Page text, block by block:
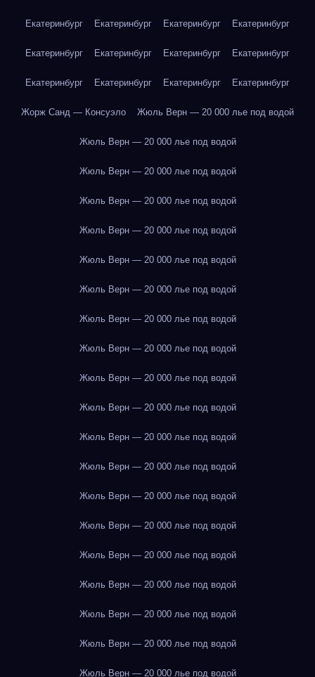
Екатеринбург Екатеринбург Екатеринбург Екатеринбург
Екатеринбург Екатеринбург Екатеринбург Екатеринбург
Екатеринбург Екатеринбург Екатеринбург Екатеринбург
Жорж Санд — Консуэло Жюль Верн — 20 000 лье под водой
Жюль Верн — 20 000 лье под водой
Жюль Верн — 20 000 лье под водой
Жюль Верн — 20 000 лье под водой
Жюль Верн — 20 000 лье под водой
Жюль Верн — 20 000 лье под водой
Жюль Верн — 20 000 лье под водой
Жюль Верн — 20 000 лье под водой
Жюль Верн — 20 000 лье под водой
Жюль Верн — 20 000 лье под водой
Жюль Верн — 20 000 лье под водой
Жюль Верн — 20 000 лье под водой
Жюль Верн — 20 000 лье под водой
Жюль Верн — 20 000 лье под водой
Жюль Верн — 20 000 лье под водой
Жюль Верн — 20 000 лье под водой
Жюль Верн — 20 000 лье под водой
Жюль Верн — 20 000 лье под водой
Жюль Верн — 20 000 лье под водой
Жюль Верн — 20 000 лье под водой